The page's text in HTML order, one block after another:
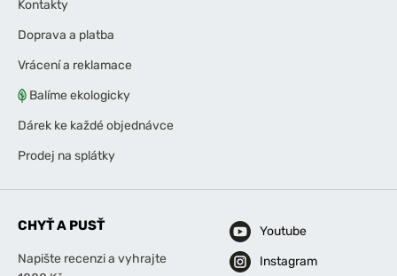
Kontakty
Doprava a platba
Vrácení a reklamace
Balíme ekologicky
Dárek ke každé objednávce
Prodej na splátky
CHYŤ A PUSŤ
Napište recenzi a vyhrajte
Youtube
Instagram